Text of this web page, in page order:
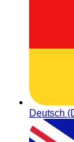
Deutsch